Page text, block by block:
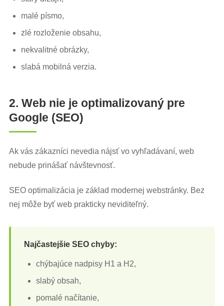
malé písmo,
zlé rozloženie obsahu,
nekvalitné obrázky,
slabá mobilná verzia.
2. Web nie je optimalizovaný pre
Google (SEO)
Ak vás zákazníci nevedia nájsť vo vyhľadávaní, web
nebude prinášať návštevnosť.
SEO optimalizácia je základ modernej webstránky. Bez
nej môže byť web prakticky neviditeľný.
Najčastejšie SEO chyby:
chýbajúce nadpisy H1 a H2,
slabý obsah,
pomalé načítanie,